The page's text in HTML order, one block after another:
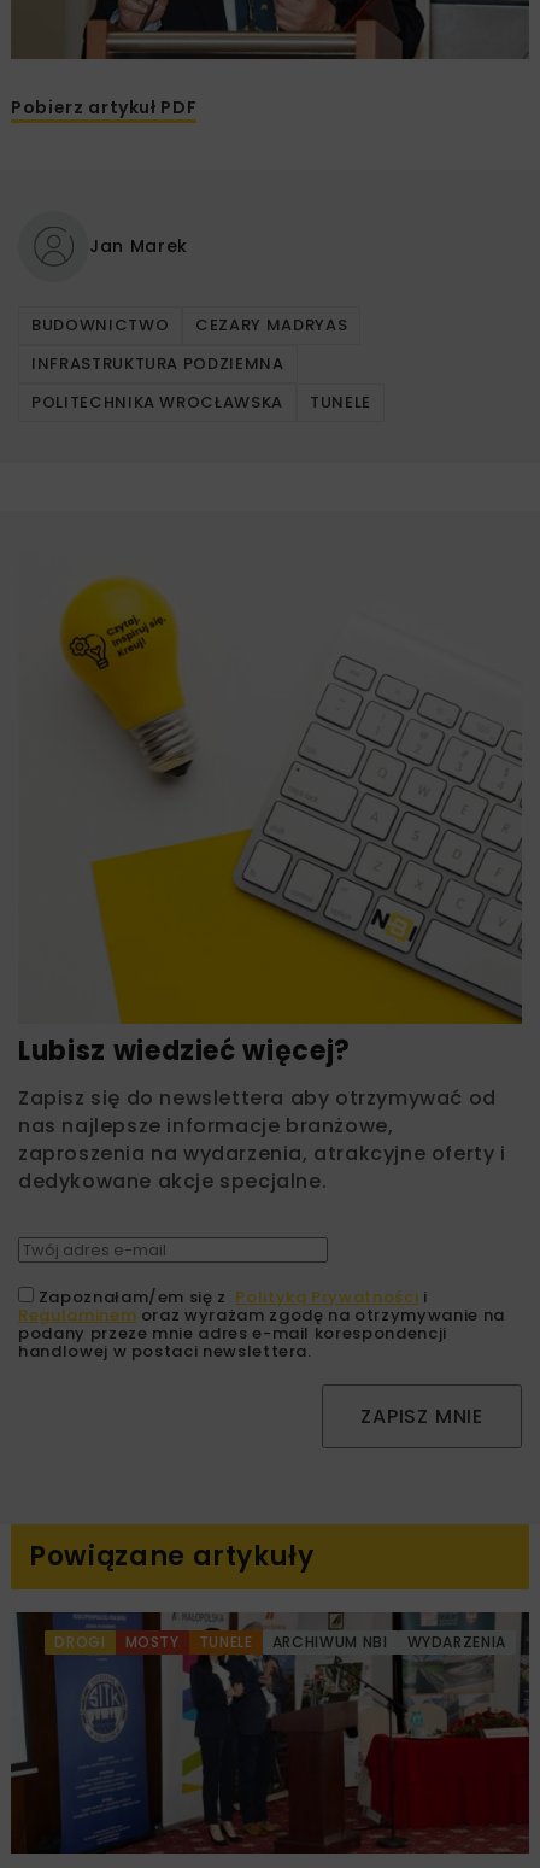
Pobierz artykuł PDF
Jan Marek
BUDOWNICTWO
CEZARY MADRYAS
INFRASTRUKTURA PODZIEMNA
POLITECHNIKA WROCŁAWSKA
TUNELE
Lubisz wiedzieć więcej?
Zapisz się do newslettera aby otrzymywać od
nas najlepsze informacje branżowe,
zaproszenia na wydarzenia, atrakcyjne oferty i
dedykowane akcje specjalne.
Zapoznałam/em się z Polityką Prywatności i
Regulaminem oraz wyrażam zgodę na otrzymywanie na
podany przeze mnie adres e-mail korespondencji
handlowej w postaci newslettera.
ZAPISZ MNIE
Powiązane artykuły
DROGI MOSTY TUNELE ARCHIWUM NBI WYDARZENIA